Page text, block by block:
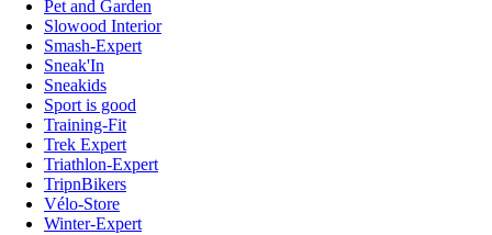
Pet and Garden
Slowood Interior
Smash-Expert
Sneak'In
Sneakids
Sport is good
Training-Fit
Trek Expert
Triathlon-Expert
TripnBikers
Vélo-Store
Winter-Expert